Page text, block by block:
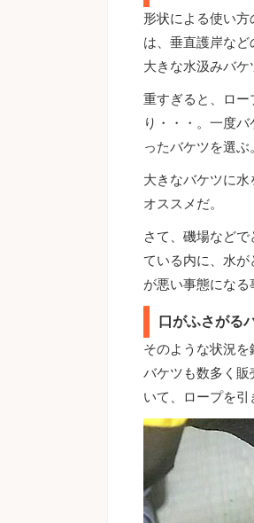
形状による使い
は、垂直護岸な
大きな水汲みバケ
重すぎると、ロ
り・・・。一度
ったバケツを選ぶ。
大きなバケツに
オススメだ。
さて、磯場など
ている内に、水
が悪い事態になる
口がふさがる
そのような状況
バケツも数多く
いて、ロープを引